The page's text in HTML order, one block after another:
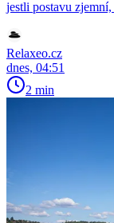
jestli postavu
Relaxeo.cz
dnes, 04:51
2 min